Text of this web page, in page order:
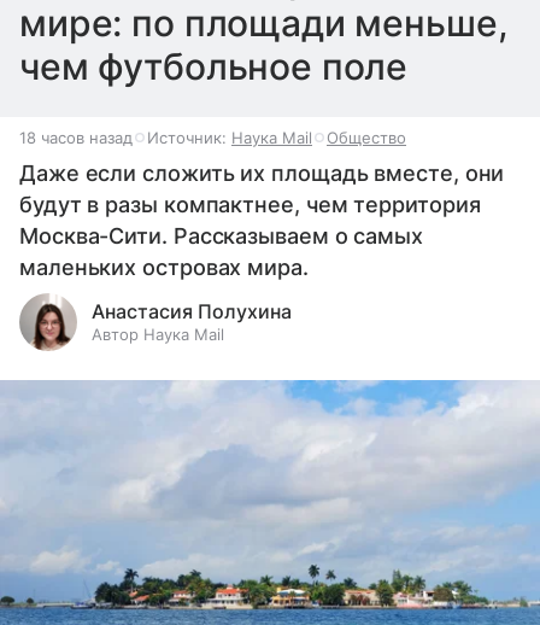
мире: по площади меньше,
чем футбольное поле
18 часов назад Источник: Наука Mail Общество
Даже если сложить их площадь вместе, они
будут в разы компактнее, чем территория
Москва-Сити. Рассказываем о самых
маленьких островах мира.
Анастасия Полухина
Автор Наука Mail